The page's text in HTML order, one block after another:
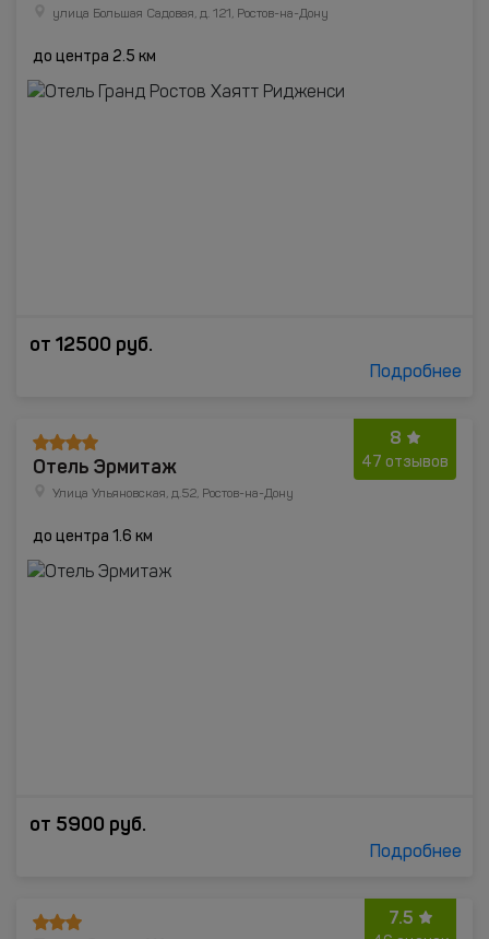
улица Большая Садовая, д. 121, Ростов-на-Дону
до центра 2.5 км
от 12500 руб.
Подробнее
8
47 отзывов
Отель Эрмитаж
Улица Ульяновская, д.52, Ростов-на-Дону
до центра 1.6 км
от 5900 руб.
Подробнее
7.5